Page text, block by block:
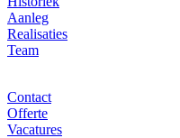
Aanleg
Realisaties
Team
Contact
Offerte
Vacatures